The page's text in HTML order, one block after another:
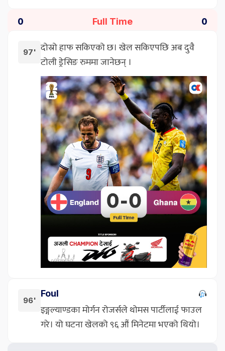
0 Full Time 0
97' दोस्रो हाफ सकिएको छ। खेल सकिएपछि अब दुवै
टोली ड्रेसिङ रुममा जानेछन् ।
96'
Foul
इङ्गल्याण्डका मोर्गन रोजर्सले थोमस पार्टीलाई फाउल
गरे। यो घटना खेलको ९६ औं मिनेटमा भएको थियो।